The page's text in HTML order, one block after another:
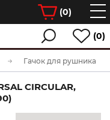
(0)
(0)
Гачок для рушника
CIRCULAR,